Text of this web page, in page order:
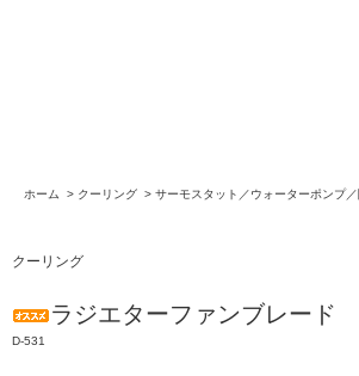
ホーム > クーリング > サーモスタット／ウォーターポンプ
クーリング
ラジエターファンブレード
D-531